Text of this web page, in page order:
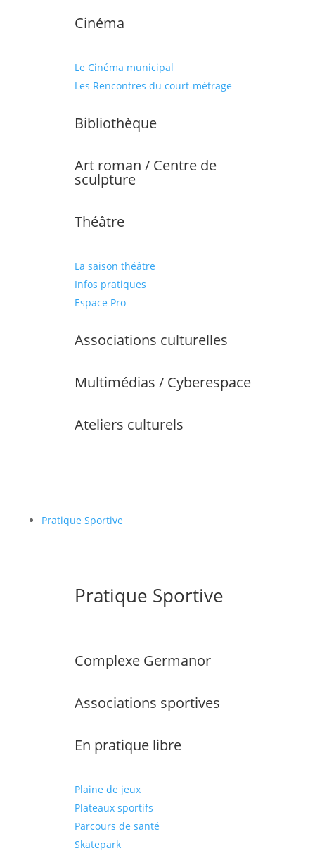
Cinéma
Le Cinéma municipal
Les Rencontres du court-métrage
Bibliothèque
Art roman / Centre de
sculpture
Théâtre
La saison théâtre
Infos pratiques
Espace Pro
Associations culturelles
Multimédias / Cyberespace
Ateliers culturels
Pratique Sportive
Pratique Sportive
Complexe Germanor
Associations sportives
En pratique libre
Plaine de jeux
Plateaux sportifs
Parcours de santé
Skatepark